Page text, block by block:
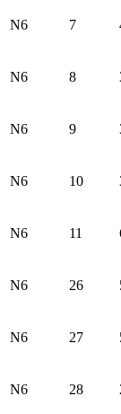
N6 7
N6 8
N6 9
N6 10
N6 11
N6 26
N6 27
N6 28